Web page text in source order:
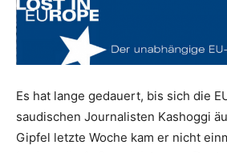
Es hat lange gedauert, bis sich die
saudischen Journalisten Kashoggi
Gipfel letzte Woche kam er nicht